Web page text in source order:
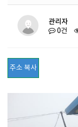
관리자
0건
주소 복사